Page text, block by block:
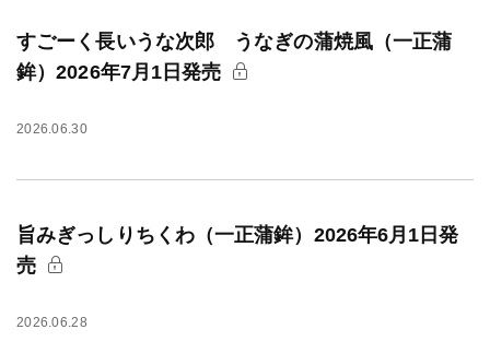
すごーく長いうな次郎 うなぎの蒲焼風（一正蒲
鉾）2026年7月1日発売
2026.06.30
旨みぎっしりちくわ（一正蒲鉾）2026年6月1日発
売
2026.06.28